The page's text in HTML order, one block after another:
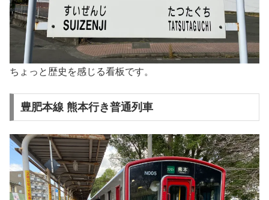
ちょっと歴史を感じる看板です。
豊肥本線 熊本行き普通列車